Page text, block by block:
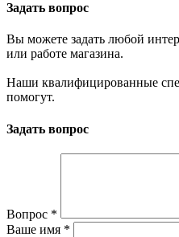
Задать вопрос
Вы можете задать любой
или работе магазина.
Наши квалифицированные
помогут.
Задать вопрос
Вопрос *
Ваше имя *